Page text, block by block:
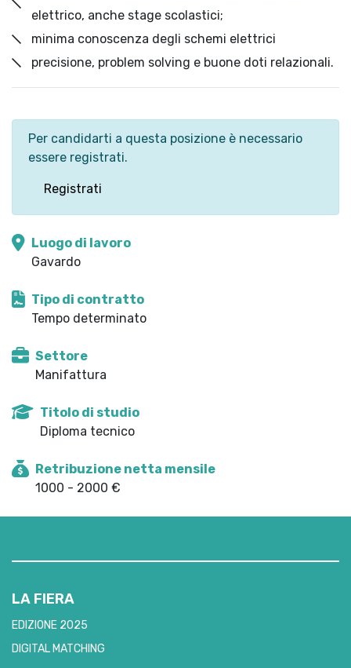
elettrico, anche stage scolastici;
minima conoscenza degli schemi elettrici
precisione, problem solving e buone doti relazionali.
Per candidarti a questa posizione è necessario
essere registrati.
Registrati
Luogo di lavoro
Gavardo
Tipo di contratto
Tempo determinato
Settore
Manifattura
Titolo di studio
Diploma tecnico
Retribuzione netta mensile
1000 - 2000 €
LA FIERA
EDIZIONE 2025
DIGITAL MATCHING